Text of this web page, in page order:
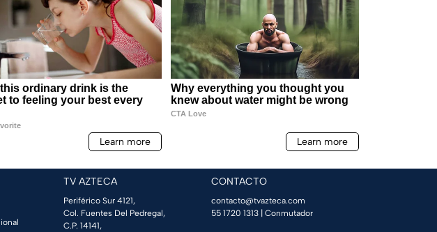
TV AZTECA
Periférico Sur 4121,
Col. Fuentes Del Pedregal,
C.P. 14141,
CONTACTO
contacto@tvazteca.com
55 1720 1313 | Conmutador